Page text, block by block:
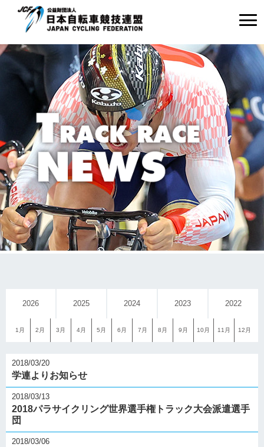
2026 2025 2024 2023 2022
1月 2月 3月 4月 5月 6月 7月 8月 9月 10月 11月 12月
2018/03/20
学連よりお知らせ
2018/03/13
2018パラサイクリング世界選手権トラック大会派遣選手
団
2018/03/06